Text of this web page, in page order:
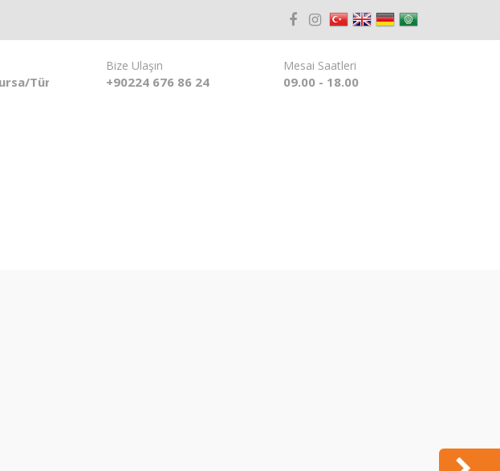
Türkiye
Bize Ulaşın
+90224 676 86 24
Mesai Saatleri
09.00 - 18.00